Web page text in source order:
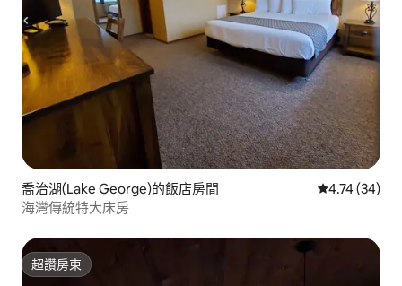
喬治湖(Lake George)的飯店房間 從 34 則評價
4.74 (34)
海灣傳統特大床房
超讚房東
超讚房東